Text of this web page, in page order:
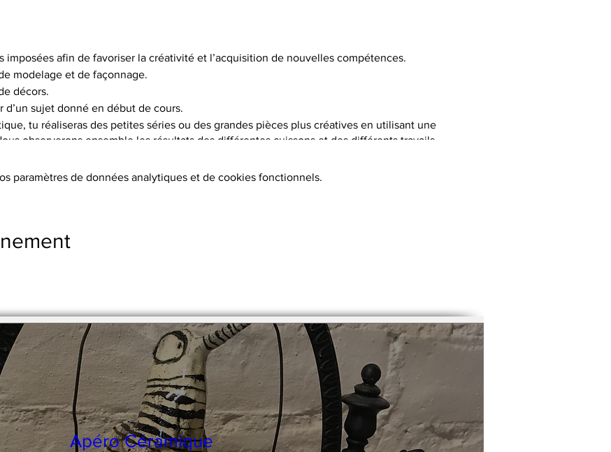
imposées afin de favoriser la créativité et l’acquisition de nouvelles compétences.
modelage et de façonnage.
décors.
d’un sujet donné en début de cours.
tu réaliseras des petites séries ou des grandes pièces plus créatives en utilisant une
observerons ensemble les résultats des différentes cuissons et des différents travails
de 5 terres différentes, et pas moins de 15 engobes.
cb, lien de paiement)
2 x par chèque.
paramètres de données analytiques et de cookies fonctionnels.
Apéro Céramique